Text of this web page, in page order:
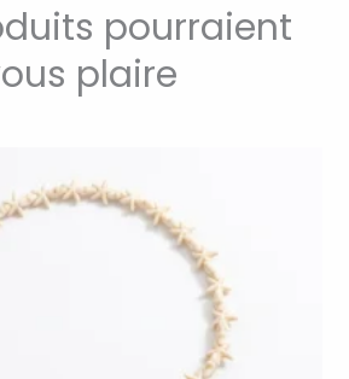
pourraient
plaire